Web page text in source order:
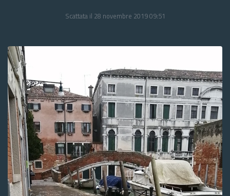
Scattata il 28 novembre 2019 09:51